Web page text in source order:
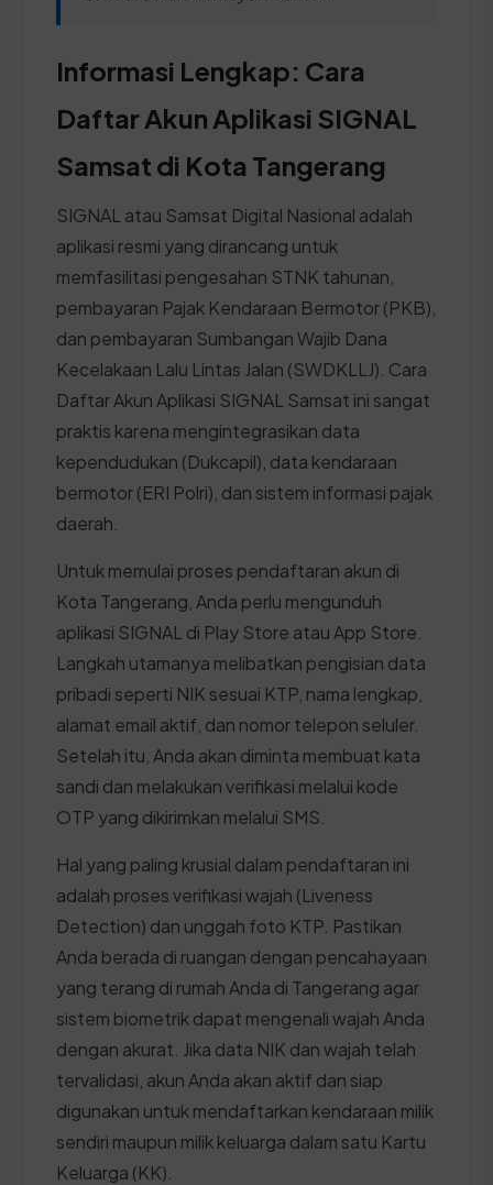
Informasi Lengkap: Cara
Daftar Akun Aplikasi SIGNAL
Samsat di Kota Tangerang
SIGNAL atau Samsat Digital Nasional adalah
aplikasi resmi yang dirancang untuk
memfasilitasi pengesahan STNK tahunan,
pembayaran Pajak Kendaraan Bermotor (PKB),
dan pembayaran Sumbangan Wajib Dana
Kecelakaan Lalu Lintas Jalan (SWDKLLJ). Cara
Daftar Akun Aplikasi SIGNAL Samsat ini sangat
praktis karena mengintegrasikan data
kependudukan (Dukcapil), data kendaraan
bermotor (ERI Polri), dan sistem informasi pajak
daerah.
Untuk memulai proses pendaftaran akun di
Kota Tangerang, Anda perlu mengunduh
aplikasi SIGNAL di Play Store atau App Store.
Langkah utamanya melibatkan pengisian data
pribadi seperti NIK sesuai KTP, nama lengkap,
alamat email aktif, dan nomor telepon seluler.
Setelah itu, Anda akan diminta membuat kata
sandi dan melakukan verifikasi melalui kode
OTP yang dikirimkan melalui SMS.
Hal yang paling krusial dalam pendaftaran ini
adalah proses verifikasi wajah (Liveness
Detection) dan unggah foto KTP. Pastikan
Anda berada di ruangan dengan pencahayaan
yang terang di rumah Anda di Tangerang agar
sistem biometrik dapat mengenali wajah Anda
dengan akurat. Jika data NIK dan wajah telah
tervalidasi, akun Anda akan aktif dan siap
digunakan untuk mendaftarkan kendaraan milik
sendiri maupun milik keluarga dalam satu Kartu
Keluarga (KK).